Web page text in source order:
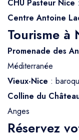
CHU Pasteur Nice
Centre Antoine
Tourisme à
Promenade des
Méditerranée
Vieux-Nice :
Colline du
Anges
Réservez